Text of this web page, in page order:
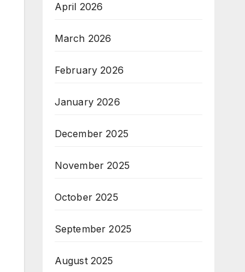
April 2026
March 2026
February 2026
January 2026
December 2025
November 2025
October 2025
September 2025
August 2025